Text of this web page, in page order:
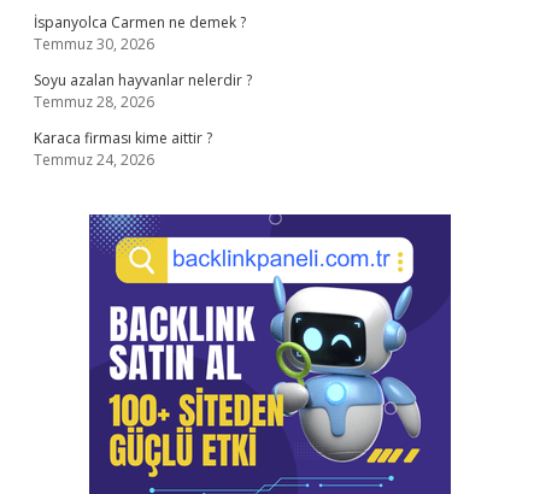
İspanyolca Carmen ne demek ?
Temmuz 30, 2026
Soyu azalan hayvanlar nelerdir ?
Temmuz 28, 2026
Karaca firması kime aittir ?
Temmuz 24, 2026